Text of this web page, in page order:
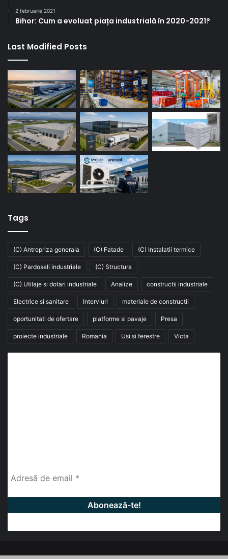
2 februarie 2021
Bihor: Cum a evoluat piața industrială în 2020-2021?
Last Modified Posts
Tags
(C) Antrepriza generala (C) Fatade (C) Instalatii termice
(C) Pardoseli industriale (C) Structura
(C) Utilaje si dotari industriale Analize constructii industriale
Electrice si sanitare Interviuri materiale de constructii
oportunitati de ofertare platforme si pavaje Presa
proiecte industriale Romania Usi si ferestre Victa